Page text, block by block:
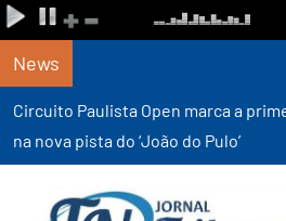
News
Circuito Paulista Open marca a
na nova pista do ‘João do Pulo’